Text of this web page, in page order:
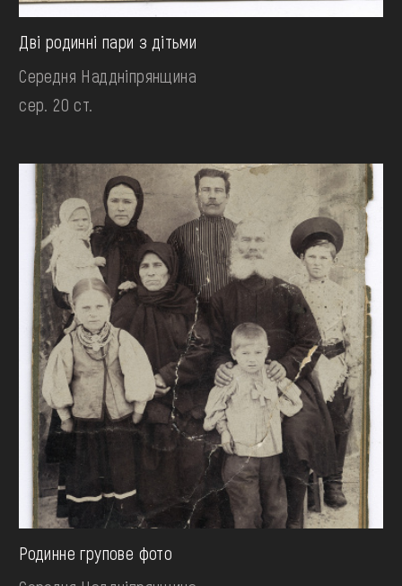
Дві родинні пари з дітьми
Середня Наддніпрянщина
сер. 20 ст.
Родинне групове фото